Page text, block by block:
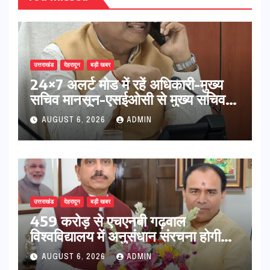
उत्तराखंड देहरादून बड़ी खबर
24×7 अलर्ट मोड में रहें अधिकारी-मुख्य
सचिव मानसून-एसईओसी से मुख्य सचिव ने
की विस्तृत समीक्षा कहा-बंद सड़कों को
शीघ्र खोला जाए, लोगों को न हो दिक्कत
AUGUST 6, 2026 ADMIN
उत्तराखंड देहरादून बड़ी खबर
459 करोड़ से एचएनबी गढ़वाल
विश्वविद्यालय में अनुसंधान संरचना होगी
सुदृढ,उच्च शिक्षा मंत्री धन सिंह रावत ने
नवनियुक्त केन्द्रीय शिक्षा मंत्री से की
AUGUST 6, 2026 ADMIN